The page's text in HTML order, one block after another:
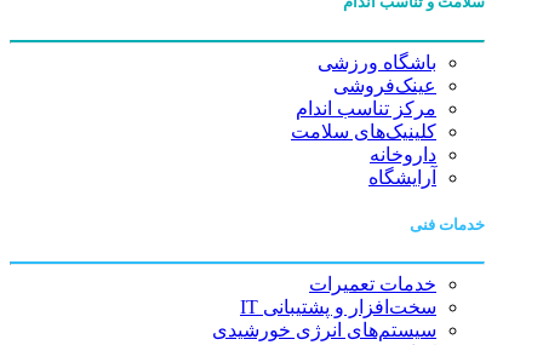
باشگاه ورزشی
عینک‌فروشی
مرکز تناسب اندام
کلینیک‌های سلامت
داروخانه
آرایشگاه
خدمات فنی
خدمات تعمیرات
سخت‌افزار و پشتیبانی IT
سیستم‌های انرژی خورشیدی